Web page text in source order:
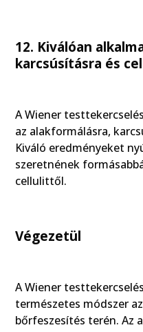
12. Kiválóan
karcsúsításra és
A Wiener
az alakformálásra,
Kiváló eredményeket
szeretnének
cellulittől.
Végezetül
A Wiener
természetes módszer
bőrfeszesítés terén. Az